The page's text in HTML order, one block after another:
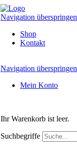
Navigation überspringen
Shop
Kontakt
Navigation überspringen
Mein Konto
Ihr Warenkorb ist leer.
Suchbegriffe